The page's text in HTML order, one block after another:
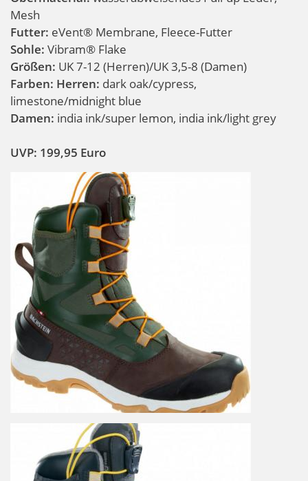
Mesh
Futter: eVent® Membrane, Fleece-Futter
Sohle: Vibram® Flake
Größen: UK 7-12 (Herren)/UK 3,5-8 (Damen)
Farben: Herren: dark oak/cypress,
limestone/midnight blue
Damen: india ink/super lemon, india ink/light grey
UVP: 199,95 Euro